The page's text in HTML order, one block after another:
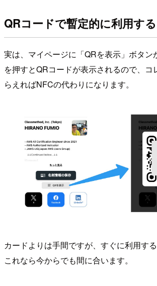
QRコードで暫定的に利用する
実は、マイページに「QRを表示」ボタン
を押すとQRコードが表示されるので、コ
らえればNFCの代わりになります。
カードよりは手間ですが、すぐに利用する
これなら今からでも間に合います。